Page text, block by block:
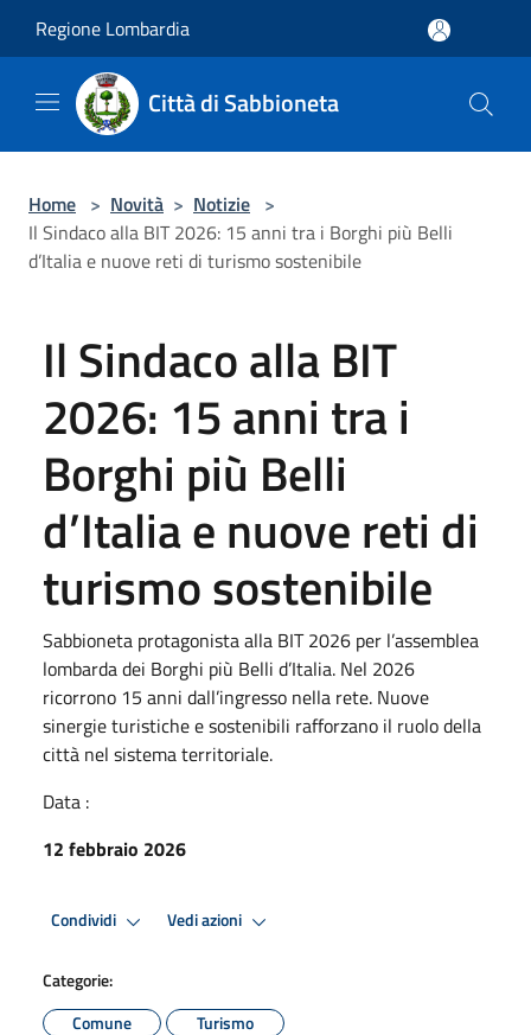
Regione Lombardia
Città di Sabbioneta
Home > Novità > Notizie >
Il Sindaco alla BIT 2026: 15 anni tra i Borghi più Belli
d’Italia e nuove reti di turismo sostenibile
Il Sindaco alla BIT
2026: 15 anni tra i
Borghi più Belli
d’Italia e nuove reti di
turismo sostenibile
Sabbioneta protagonista alla BIT 2026 per l’assemblea
lombarda dei Borghi più Belli d’Italia. Nel 2026
ricorrono 15 anni dall’ingresso nella rete. Nuove
sinergie turistiche e sostenibili rafforzano il ruolo della
città nel sistema territoriale.
Data :
12 febbraio 2026
Condividi Vedi azioni
Categorie:
Comune
Turismo